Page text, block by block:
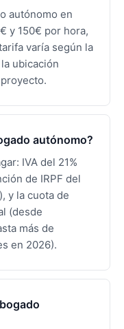
autónomo en
y 150€ por hora,
varía según la
ubicación
autónomo?
IVA del 21%
de IRPF del
y la cuota de
(desde
más de
en 2026).